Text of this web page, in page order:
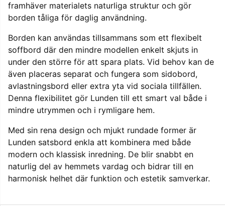
framhäver materialets naturliga struktur och gör
borden tåliga för daglig användning.
Borden kan användas tillsammans som ett flexibelt
soffbord där den mindre modellen enkelt skjuts in
under den större för att spara plats. Vid behov kan de
även placeras separat och fungera som sidobord,
avlastningsbord eller extra yta vid sociala tillfällen.
Denna flexibilitet gör Lunden till ett smart val både i
mindre utrymmen och i rymligare hem.
Med sin rena design och mjukt rundade former är
Lunden satsbord enkla att kombinera med både
modern och klassisk inredning. De blir snabbt en
naturlig del av hemmets vardag och bidrar till en
harmonisk helhet där funktion och estetik samverkar.